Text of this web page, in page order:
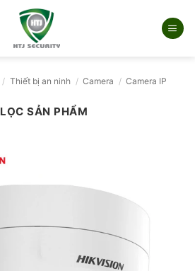
/ Thiết bị an ninh / Camera / Camera IP
LỌC SẢN PHẨM